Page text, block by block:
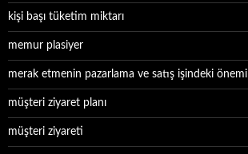
kişi başı tüketim miktarı
memur plasiyer
merak etmenin pazarlama ve satış işindeki önemi
müşteri ziyaret planı
müşteri ziyareti